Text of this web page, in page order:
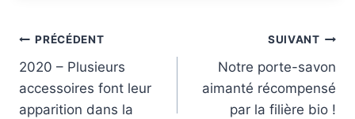
Navigation
de
PRÉCÉDENT
2020 – Plusieurs
accessoires font leur
apparition dans la
SUIVANT
Notre porte-savon
aimanté récompensé
par la filière bio !